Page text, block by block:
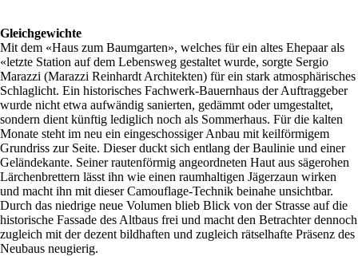
Gleichgewichte
Mit dem «Haus zum Baumgarten», welches für ein altes Ehepaar als
«letzte Station auf dem Lebensweg gestaltet wurde, sorgte Sergio
Marazzi (Marazzi Reinhardt Architekten) für ein stark atmosphärisches
Schlaglicht. Ein historisches Fachwerk-Bauernhaus der Auftraggeber
wurde nicht etwa aufwändig sanierten, gedämmt oder umgestaltet,
sondern dient künftig lediglich noch als Sommerhaus. Für die kalten
Monate steht im neu ein eingeschossiger Anbau mit keilförmigem
Grundriss zur Seite. Dieser duckt sich entlang der Baulinie und einer
Geländekante. Seiner rautenförmig angeordneten Haut aus sägerohen
Lärchenbrettern lässt ihn wie einen raumhaltigen Jägerzaun wirken
und macht ihn mit dieser Camouflage-Technik beinahe unsichtbar.
Durch das niedrige neue Volumen blieb Blick von der Strasse auf die
historische Fassade des Altbaus frei und macht den Betrachter dennoch
zugleich mit der dezent bildhaften und zugleich rätselhafte Präsenz des
Neubaus neugierig.